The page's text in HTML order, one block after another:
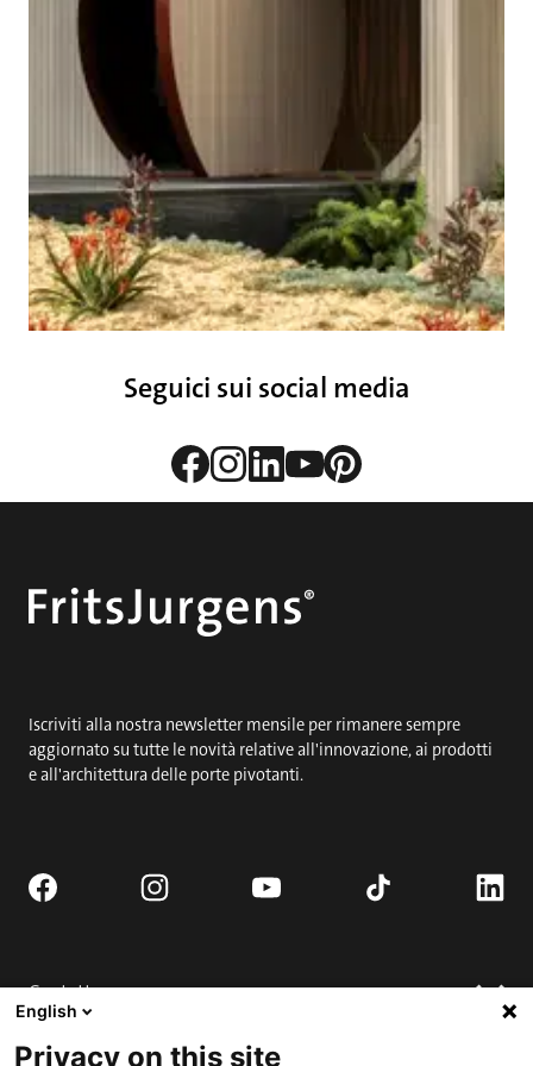
Seguici sui social media
Iscriviti alla nostra newsletter mensile per rimanere sempre
aggiornato su tutte le novità relative all'innovazione, ai prodotti
e all'architettura delle porte pivotanti.
Contatto
Richiedi porta completa.
English
Privacy on this site